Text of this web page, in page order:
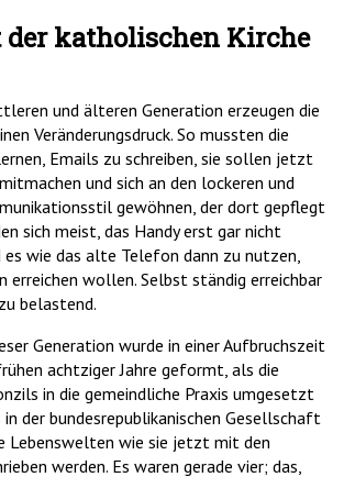
der katholischen Kirche
und älteren Generation erzeugen die
Veränderungsdruck. So mussten die
Emails zu schreiben, sie sollen jetzt
und sich an den lockeren und
gewöhnen, der dort gepflegt
sich meist, das Handy erst gar nicht
es wie das alte Telefon dann zu nutzen,
erreichen wollen. Selbst ständig erreichbar
belastend.
Generation wurde in einer Aufbruchszeit
achtziger Jahre geformt, als die
in die gemeindliche Praxis umgesetzt
in der bundesrepublikanischen Gesellschaft
Lebenswelten wie sie jetzt mit den
werden. Es waren gerade vier; das,